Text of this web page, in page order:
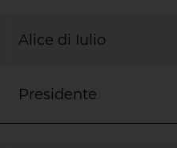
Alice di Iulio
Presidente